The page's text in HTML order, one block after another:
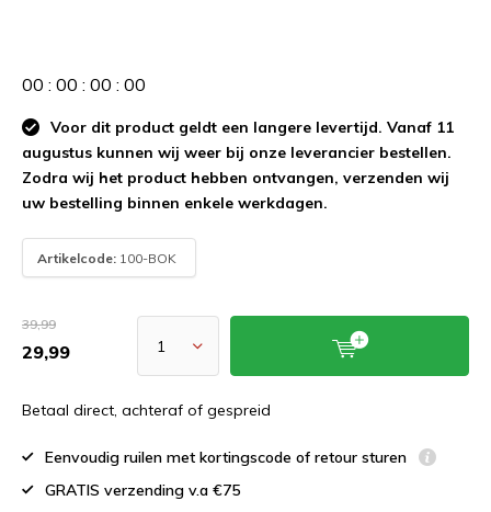
00 : 00 : 00 : 00
Voor dit product geldt een langere levertijd. Vanaf 11
augustus kunnen wij weer bij onze leverancier bestellen.
Zodra wij het product hebben ontvangen, verzenden wij
uw bestelling binnen enkele werkdagen.
Artikelcode: 100-BOK
39,99
29,99
Betaal direct, achteraf of gespreid
Eenvoudig ruilen met kortingscode of retour sturen
GRATIS verzending v.a €75